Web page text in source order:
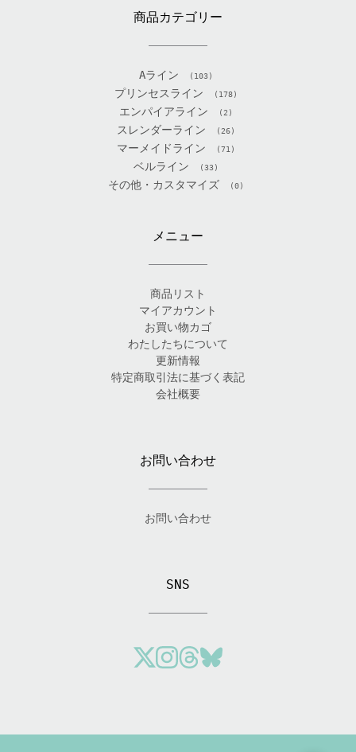
商品カテゴリー
Aライン (103)
プリンセスライン (178)
エンパイアライン (2)
スレンダーライン (26)
マーメイドライン (71)
ベルライン (33)
その他・カスタマイズ (0)
メニュー
商品リスト
マイアカウント
お買い物カゴ
わたしたちについて
更新情報
特定商取引法に基づく表記
会社概要
お問い合わせ
お問い合わせ
SNS